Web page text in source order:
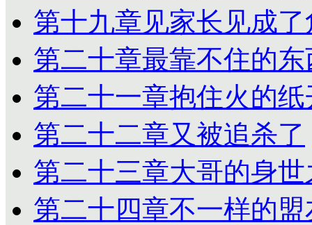
第十九章见家长见成了
第二十章最靠不住的东
第二十一章抱住火的
第二十二章又被追杀了
第二十三章大哥的身世
第二十四章不一样的